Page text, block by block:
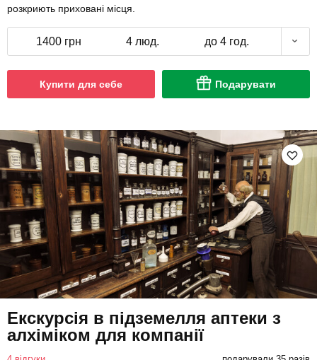
розкриють приховані місця.
1400 грн 4 люд. до 4 год.
Купити для себе Подарувати
Екскурсія в підземелля аптеки з
алхіміком для компанії